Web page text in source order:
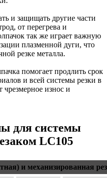
и защищать другие части
от перегрева и
так же играет важную
плазменной дуги, что
резке металла.
помогает продлить срок
и всей системы резки в
чрезмерное износ и
для системы
LC105
и механизированная